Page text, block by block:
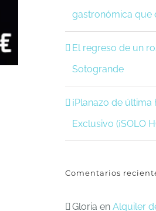
gastronómica que
El regreso de un
Sotogrande
¡Planazo de
Exclusivo (¡SOLO
Comentarios
Gloria en Alquiler